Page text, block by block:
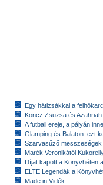
Egy hátizsákkal a
Koncz Zsuzsa és
A futball ereje, a pályán
Glamping és Balaton: ezt
Szarvasűző messzeségek
Marék Veronikától
Díjat kapott a Könyvhéten
ELTE Legendák a
Made in Vidék